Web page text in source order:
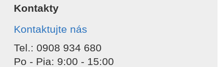
Kontakty
Kontaktujte nás
Tel.: 0908 934 680
Po - Pia: 9:00 - 15:00